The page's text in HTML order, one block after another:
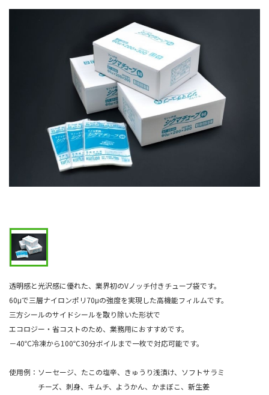
透明感と光沢感に優れた、業界初のVノッチ付きチューブ袋です。
60μで三層ナイロンポリ70μの強度を実現した高機能フィルムです。
三方シールのサイドシールを取り除いた形状で
エコロジー・省コストのため、業務用におすすめです。
－40℃冷凍から100℃30分ボイルまで一枚で対応可能です。
使用例：ソーセージ、たこの塩辛、きゅうり浅漬け、ソフトサラミ
チーズ、刺身、キムチ、ようかん、かまぼこ、新生姜